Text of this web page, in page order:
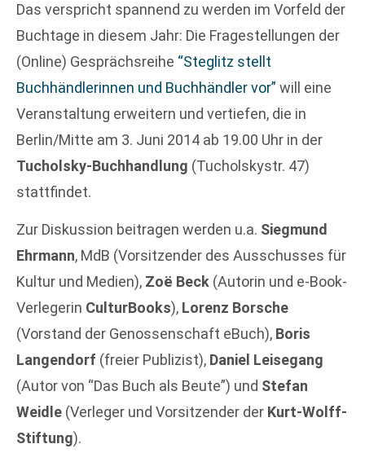
Das verspricht spannend zu werden im Vorfeld der
Buchtage in diesem Jahr: Die Fragestellungen der
(Online) Gesprächsreihe “Steglitz stellt
Buchhändlerinnen und Buchhändler vor” will eine
Veranstaltung erweitern und vertiefen, die in
Berlin/Mitte am 3. Juni 2014 ab 19.00 Uhr in der
Tucholsky-Buchhandlung (Tucholskystr. 47)
stattfindet.
Zur Diskussion beitragen werden u.a. Siegmund
Ehrmann, MdB (Vorsitzender des Ausschusses für
Kultur und Medien), Zoë Beck (Autorin und e-Book-
Verlegerin CulturBooks), Lorenz Borsche
(Vorstand der Genossenschaft eBuch), Boris
Langendorf (freier Publizist), Daniel Leisegang
(Autor von “Das Buch als Beute”) und Stefan
Weidle (Verleger und Vorsitzender der Kurt-Wolff-
Stiftung).